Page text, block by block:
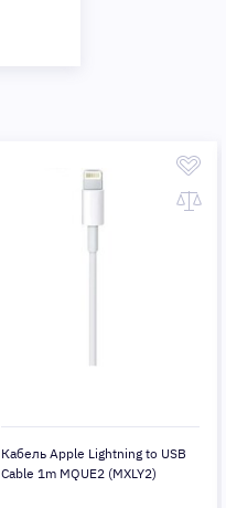
Кабель Apple Lightning to USB
Cable 1m MQUE2 (MXLY2)